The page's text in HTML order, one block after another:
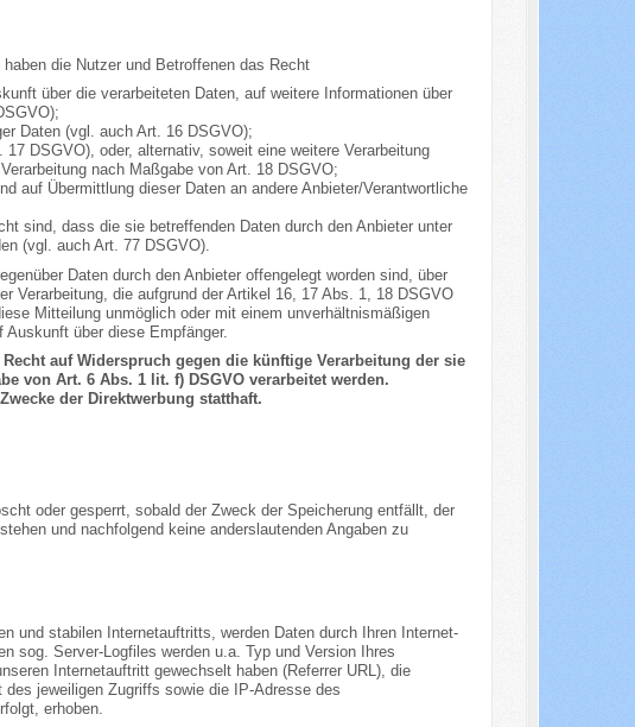
die Nutzer und Betroffenen das Recht
über die verarbeiteten Daten, auf weitere Informationen über
Daten (vgl. auch Art. 16 DSGVO);
DSGVO), oder, alternativ, soweit eine weitere Verarbeitung
nach Maßgabe von Art. 18 DSGVO;
auf Übermittlung dieser Daten an andere Anbieter/Verantwortliche
sind, dass die sie betreffenden Daten durch den Anbieter unter
(vgl. auch Art. 77 DSGVO).
Daten durch den Anbieter offengelegt worden sind, über
Verarbeitung, die aufgrund der Artikel 16, 17 Abs. 1, 18 DSGVO
Mitteilung unmöglich oder mit einem unverhältnismäßigen
über diese Empfänger.
auf Widerspruch gegen die künftige Verarbeitung der sie
von Art. 6 Abs. 1 lit. f) DSGVO verarbeitet werden.
der Direktwerbung statthaft.
oder gesperrt, sobald der Zweck der Speicherung entfällt, der
und nachfolgend keine anderslautenden Angaben zu
und stabilen Internetauftritts, werden Daten durch Ihren Internet-
sog. Server-Logfiles werden u.a. Typ und Version Ihres
Internetauftritt gewechselt haben (Referrer URL), die
jeweiligen Zugriffs sowie die IP-Adresse des
erhoben.